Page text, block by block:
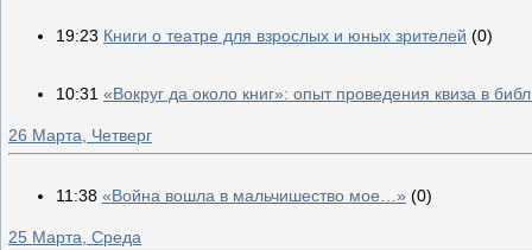
19:23 Книги о театре для взрослых и юных зрителей (0)
10:31 «Вокруг да около книг»: опыт проведения квиза в
26 Марта, Четверг
11:38 «Война вошла в мальчишество мое…» (0)
25 Марта, Среда